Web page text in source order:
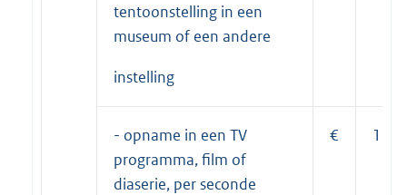
tentoonstelling in een
museum of een andere
instelling
- opname in een TV
programma, film of
diaserie, per seconde
€